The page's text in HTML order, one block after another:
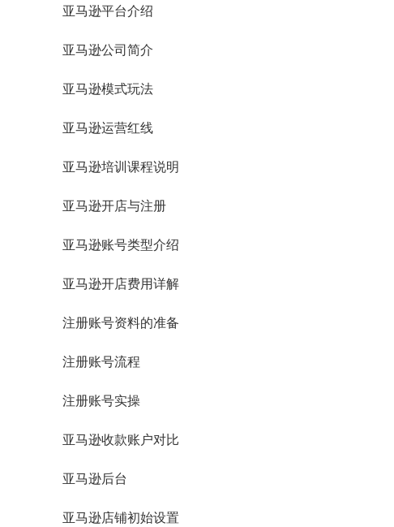
亚马逊平台介绍
亚马逊公司简介
亚马逊模式玩法
亚马逊运营红线
亚马逊培训课程说明
亚马逊开店与注册
亚马逊账号类型介绍
亚马逊开店费用详解
注册账号资料的准备
注册账号流程
注册账号实操
亚马逊收款账户对比
亚马逊后台
亚马逊店铺初始设置